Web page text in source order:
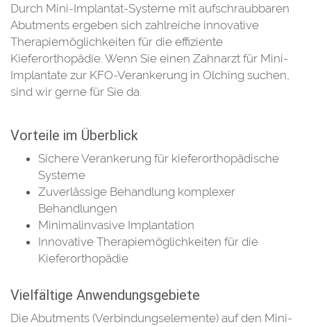
Durch Mini-Implantat-Systeme mit aufschraubbaren
Abutments ergeben sich zahlreiche innovative
Therapiemöglichkeiten für die effiziente
Kieferorthopädie. Wenn Sie einen Zahnarzt für Mini-
Implantate zur KFO-Verankerung in Olching suchen,
sind wir gerne für Sie da.
Vorteile im Überblick
Sichere Verankerung für kieferorthopädische
Systeme
Zuverlässige Behandlung komplexer
Behandlungen
Minimalinvasive Implantation
Innovative Therapiemöglichkeiten für die
Kieferorthopädie
Vielfältige Anwendungsgebiete
Die Abutments (Verbindungselemente) auf den Mini-